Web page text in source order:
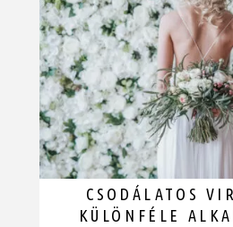
CSODÁLATOS
KÜLÖNFÉLE